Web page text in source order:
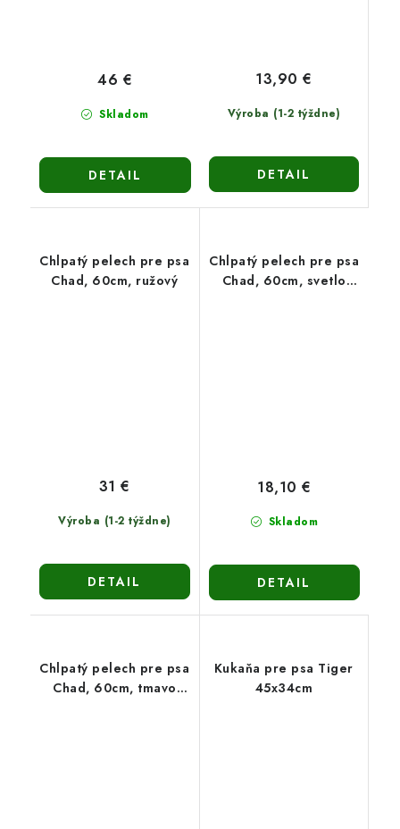
Skladom
46 €
DETAIL
Výroba (1-2 týždne)
13,90 €
DETAIL
Chlpatý pelech pre psa
Chad, 60cm, ružový
Výroba (1-2 týždne)
31 €
DETAIL
Chlpatý pelech pre psa
Chad, 60cm, svetlo
Skladom
18,10 €
DETAIL
Chlpatý pelech pre psa
Chad, 60cm, tmavo
Kukaňa pre psa Tiger
45x34cm